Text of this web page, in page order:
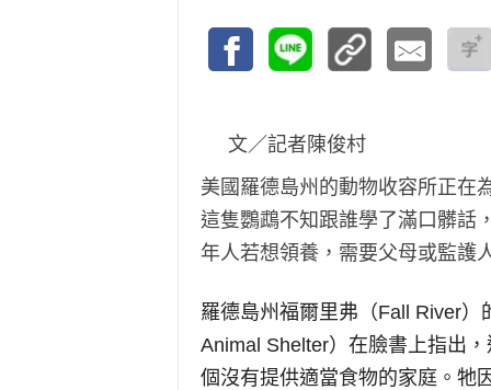
文／記者陳俊村
美國羅德島州的動物收容所正在
這隻鸚鵡不知跟誰學了滿口髒話
年人若想領養，需要父母或監護
羅德島州福爾里弗（Fall River）
Animal Shelter）在臉書上指出
個沒有提供適當食物的家庭。牠